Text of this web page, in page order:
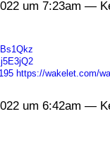
um 7:23am —
https://wakelet.com/
um 6:42am —